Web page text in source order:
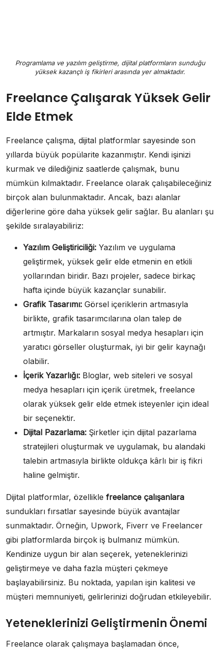
Programlama ve yazılım geliştirme, dijital platformların sunduğu
yüksek kazançlı iş fikirleri arasında yer almaktadır.
Freelance Çalışarak Yüksek Gelir
Elde Etmek
Freelance çalışma, dijital platformlar sayesinde son
yıllarda büyük popülarite kazanmıştır. Kendi işinizi
kurmak ve dilediğiniz saatlerde çalışmak, bunu
mümkün kılmaktadır. Freelance olarak çalışabileceğiniz
birçok alan bulunmaktadır. Ancak, bazı alanlar
diğerlerine göre daha yüksek gelir sağlar. Bu alanları şu
şekilde sıralayabiliriz:
Yazılım Geliştiriciliği: Yazılım ve uygulama
geliştirmek, yüksek gelir elde etmenin en etkili
yollarından biridir. Bazı projeler, sadece birkaç
hafta içinde büyük kazançlar sunabilir.
Grafik Tasarımı: Görsel içeriklerin artmasıyla
birlikte, grafik tasarımcılarına olan talep de
artmıştır. Markaların sosyal medya hesapları için
yaratıcı görseller oluşturmak, iyi bir gelir kaynağı
olabilir.
İçerik Yazarlığı: Bloglar, web siteleri ve sosyal
medya hesapları için içerik üretmek, freelance
olarak yüksek gelir elde etmek isteyenler için ideal
bir seçenektir.
Dijital Pazarlama: Şirketler için dijital pazarlama
stratejileri oluşturmak ve uygulamak, bu alandaki
talebin artmasıyla birlikte oldukça kârlı bir iş fikri
haline gelmiştir.
Dijital platformlar, özellikle freelance çalışanlara
sundukları fırsatlar sayesinde büyük avantajlar
sunmaktadır. Örneğin, Upwork, Fiverr ve Freelancer
gibi platformlarda birçok iş bulmanız mümkün.
Kendinize uygun bir alan seçerek, yeteneklerinizi
geliştirmeye ve daha fazla müşteri çekmeye
başlayabilirsiniz. Bu noktada, yapılan işin kalitesi ve
müşteri memnuniyeti, gelirlerinizi doğrudan etkileyebilir.
Yeteneklerinizi Geliştirmenin Önemi
Freelance olarak çalışmaya başlamadan önce,